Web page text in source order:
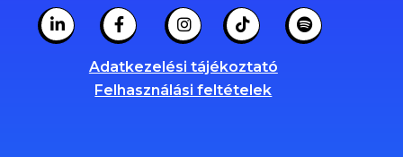
Adatkezelési tájékoztató
Felhasználási feltételek